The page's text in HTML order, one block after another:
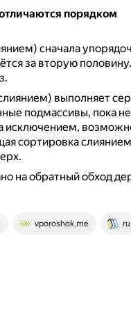
порядком
сначала
за вторую половину.
выполняет
подмассивы, пока не
исключением,
сортировка слиянием
на обратный обход
vporoshok.me